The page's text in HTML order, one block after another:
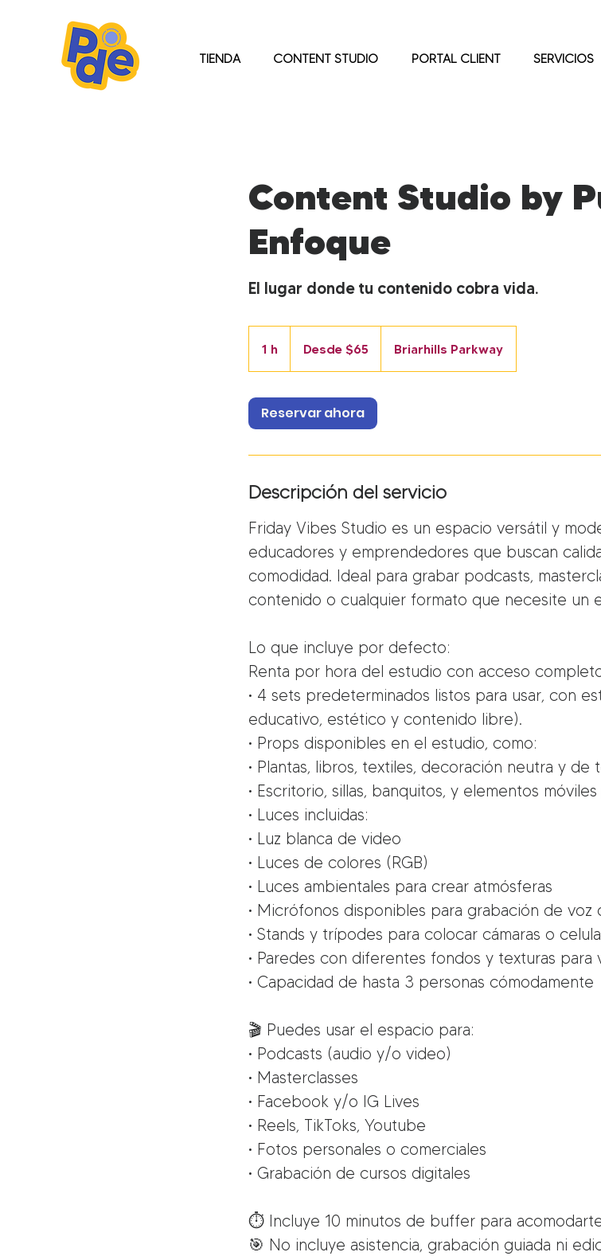
TIENDA CONTENT STUDIO PORTAL CLIENT SERVICIOS
Content Studio by
Enfoque
El lugar donde tu contenido cobra vida.
1 h
dólares
estadounidenses
Desde $65 Briarhills Parkway
Reservar ahora
Descripción del servicio
Friday Vibes Studio es un espacio versátil y
educadores y emprendedores que buscan
comodidad. Ideal para grabar podcasts,
contenido o cualquier formato que necesite un
Lo que incluye por defecto:
Renta por hora del estudio con acceso
• 4 sets predeterminados listos para usar, con
educativo, estético y contenido libre).
• Props disponibles en el estudio, como:
• Plantas, libros, textiles, decoración neutra y de
• Escritorio, sillas, banquitos, y elementos
• Luces incluidas:
• Luz blanca de video
• Luces de colores (RGB)
• Luces ambientales para crear atmósferas
• Micrófonos disponibles para grabación de
• Stands y trípodes para colocar cámaras o
• Paredes con diferentes fondos y texturas para
• Capacidad de hasta 3 personas cómodamente
🎬 Puedes usar el espacio para:
• Podcasts (audio y/o video)
• Masterclasses
• Facebook y/o IG Lives
• Reels, TikToks, Youtube
• Fotos personales o comerciales
• Grabación de cursos digitales
⏱ Incluye 10 minutos de buffer para
🎯 No incluye asistencia, grabación guiada ni